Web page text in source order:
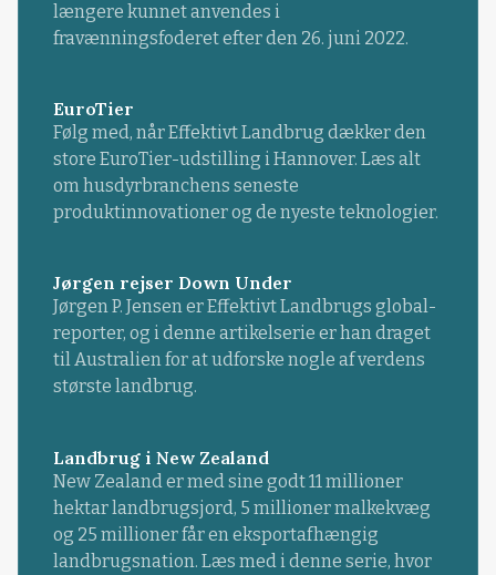
længere kunnet anvendes i
fravænningsfoderet efter den 26. juni 2022.
EuroTier
Følg med, når Effektivt Landbrug dækker den
store EuroTier-udstilling i Hannover. Læs alt
om husdyrbranchens seneste
produktinnovationer og de nyeste teknologier.
Jørgen rejser Down Under
Jørgen P. Jensen er Effektivt Landbrugs global-
reporter, og i denne artikelserie er han draget
til Australien for at udforske nogle af verdens
største landbrug.
Landbrug i New Zealand
New Zealand er med sine godt 11 millioner
hektar landbrugsjord, 5 millioner malkekvæg
og 25 millioner får en eksportafhængig
landbrugsnation. Læs med i denne serie, hvor